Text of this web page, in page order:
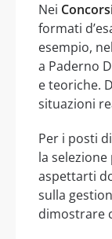
Nei
formati
esempio,
a Paderno
e teoriche.
situazioni
Per i posti
la
aspettarti
sulla
dimostrare